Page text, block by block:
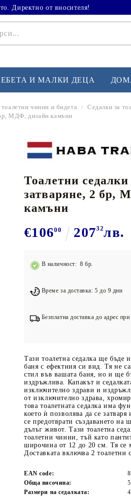
Директно от вносителя!
Баскетбол
Бейзбол и
Хокей и лакрос
Волейбол
И МАЛКИ ДЕЦА
чинии и бидета
Седалки за
бр, МДФ, дизайн камъни
Тоалетни
затваряне, 2 бр,
камъни
€10600 20732лв.
В наличност: 8 бр.
Време за доставка: 5 до 9 дни
Безплатна доставка до адрес
Тази тоалетна седалка ще бъде
баня с ефектния си вид. Тя не
стил във вашата баня, но и ще
издръжлива. Капакът и
изключително здрави и
от изключително здрава,
това тоалетната седалка има
което ѝ позволява да се
се предотврати създаването на
дълъг живот. Тази тоалетна
тоалетни чинии, тъй като
широчина от 12 до 20 см. Тя се
Доставката включва 2 тоалетни
EAN code:
Обща височина:
Размери на седалката: